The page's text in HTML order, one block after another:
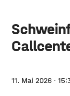
11. Mai 2026 ·